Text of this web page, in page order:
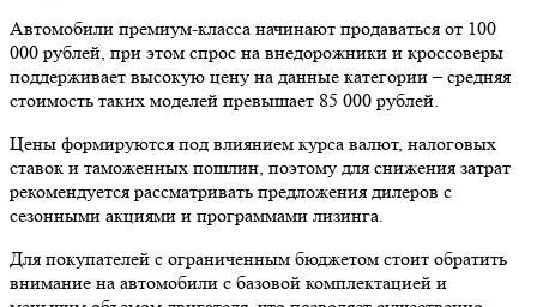
Автомобили премиум-класса начинают продаваться от 100
000 рублей, при этом спрос на внедорожники и кроссоверы
поддерживает высокую цену на данные категории – средняя
стоимость таких моделей превышает 85 000 рублей.
Цены формируются под влиянием курса валют, налоговых
ставок и таможенных пошлин, поэтому для снижения затрат
рекомендуется рассматривать предложения дилеров с
сезонными акциями и программами лизинга.
Для покупателей с ограниченным бюджетом стоит обратить
внимание на автомобили с базовой комплектацией и